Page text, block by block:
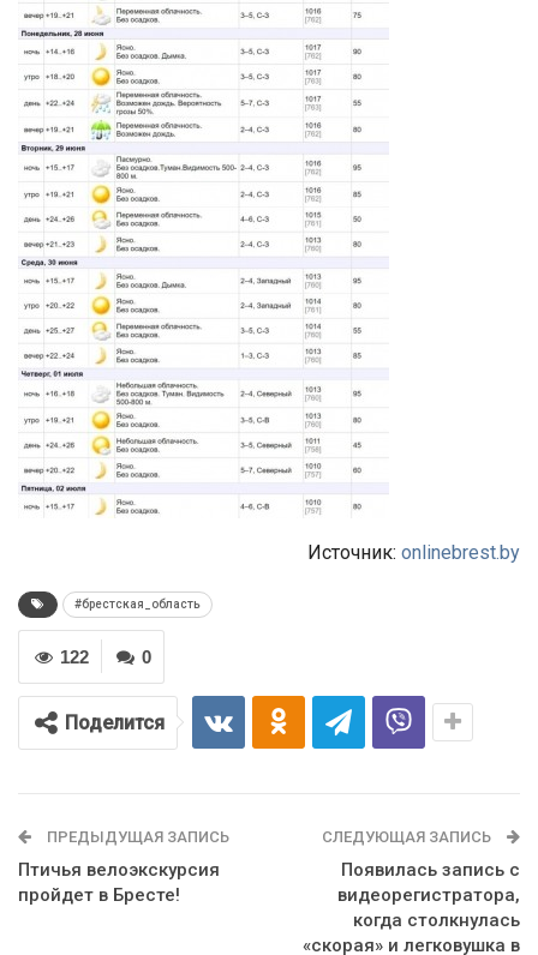
Источник: onlinebrest.by
#брестская_область
0
122
Поделится
ПРЕДЫДУЩАЯ ЗАПИСЬ
Птичья велоэкскурсия
пройдет в Бресте!
СЛЕДУЮЩАЯ ЗАПИСЬ
Появилась запись с
видеорегистратора,
когда столкнулась
«скорая» и легковушка в